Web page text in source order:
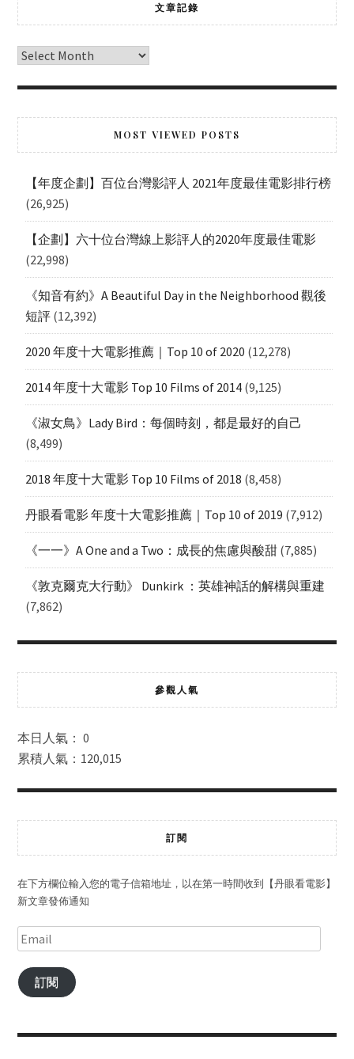
文章記錄
MOST VIEWED POSTS
【年度企劃】百位台灣影評人 2021年度最佳電影排行榜
(26,925)
【企劃】六十位台灣線上影評人的2020年度最佳電影
(22,998)
《知音有約》A Beautiful Day in the Neighborhood 觀後
短評 (12,392)
2020 年度十大電影推薦｜Top 10 of 2020 (12,278)
2014 年度十大電影 Top 10 Films of 2014 (9,125)
《淑女鳥》Lady Bird：每個時刻，都是最好的自己
(8,499)
2018 年度十大電影 Top 10 Films of 2018 (8,458)
丹眼看電影 年度十大電影推薦｜Top 10 of 2019 (7,912)
《一一》A One and a Two：成長的焦慮與酸甜 (7,885)
《敦克爾克大行動》 Dunkirk ：英雄神話的解構與重建
(7,862)
參觀人氣
本日人氣： 0
累積人氣：120,015
訂閱
在下方欄位輸入您的電子信箱地址，以在第一時間收到【丹眼看電影】
新文章發佈通知
訂閱